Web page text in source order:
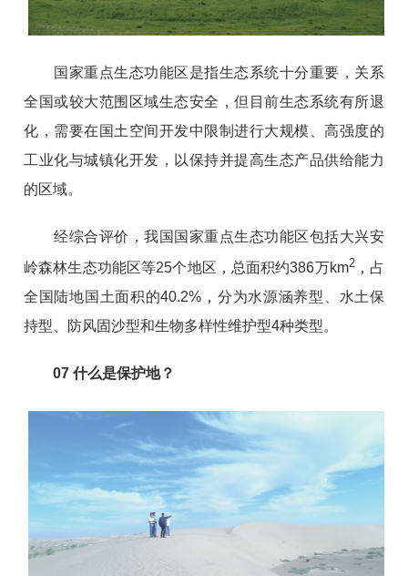
国家重点生态功能区是指生态系统十分重要，关系
全国或较大范围区域生态安全，但目前生态系统有所退
化，需要在国土空间开发中限制进行大规模、高强度的
工业化与城镇化开发，以保持并提高生态产品供给能力
的区域。
经综合评价，我国国家重点生态功能区包括大兴安
岭森林生态功能区等25个地区，总面积约386万km2，占
全国陆地国土面积的40.2%，分为水源涵养型、水土保
持型、防风固沙型和生物多样性维护型4种类型。
07 什么是保护地？